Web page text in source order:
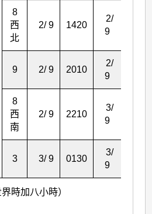
8
西
北
2/ 9 1420
2/
9
9 2/ 9 2010
2/
9
8
西
南
2/ 9 2210
3/
9
3 3/ 9 0130
3/
9
時加八小時）